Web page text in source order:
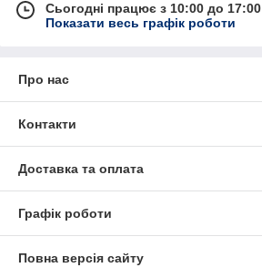
Сьогодні працює з 10:00 до 17:00
Показати весь графік роботи
Про нас
Контакти
Доставка та оплата
Графік роботи
Повна версія сайту